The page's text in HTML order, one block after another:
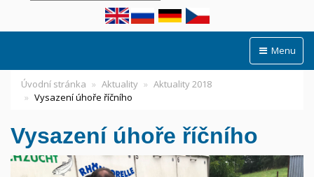
Menu
Úvodní stránka Aktuality
Aktuality 2018
Vysazení úhoře říčního
Vysazení úhoře říčního